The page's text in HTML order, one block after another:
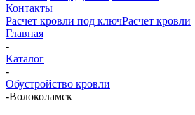
Контакты
Расчет кровли под ключРасчет кровли
Главная
-
Каталог
-
Обустройство кровли
-Волоколамск